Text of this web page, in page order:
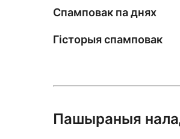
Спамповак па днях
Гісторыя спамповак
Пашыраныя